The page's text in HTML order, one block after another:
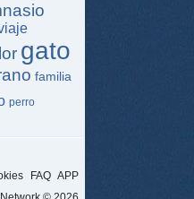
gato
familia
perro
FAQ APP